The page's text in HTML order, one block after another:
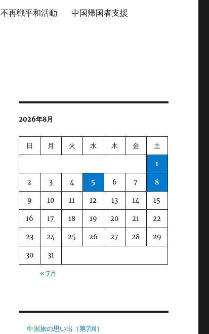
不再戦平和活動 中国帰国者支援
2026年8月
日 月 火 水 木 金 土
1
2 3 4 5 6 7 8
9 10 11 12 13 14 15
16 17 18 19 20 21 22
23 24 25 26 27 28 29
30 31
« 7月
中国旅の思い出（第7回）